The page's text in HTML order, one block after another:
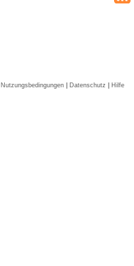
Nutzungsbedingungen | Datenschutz | Hilfe